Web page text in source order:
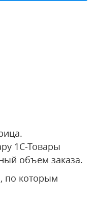
1С-Товары
объем заказа.
по которым